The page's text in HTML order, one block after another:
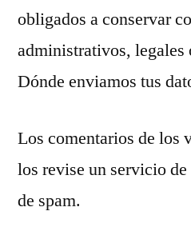
obligados a conservar
administrativos, legales
Dónde enviamos tus
Los comentarios de los
los revise un servicio
de spam.